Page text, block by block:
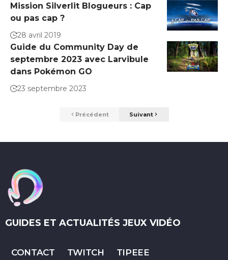
Mission Silverlit Blogueurs : Cap
ou pas cap ?
28 avril 2019
Guide du Community Day de
septembre 2023 avec Larvibule
dans Pokémon GO
23 septembre 2023
Précédent Suivant
GUIDES ET ACTUALITÉS JEUX VIDÉO
CONTACT TWITCH TIPEEE